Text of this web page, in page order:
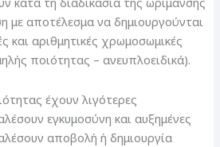
με αποτέλεσμα να δημιουργούνται
και αριθμητικές χρωμοσωμικές
ποιότητας – ανευπλοειδικά).
έχουν λιγότερες
εγκυμοσύνη και αυξημένες
αποβολή ή δημιουργία